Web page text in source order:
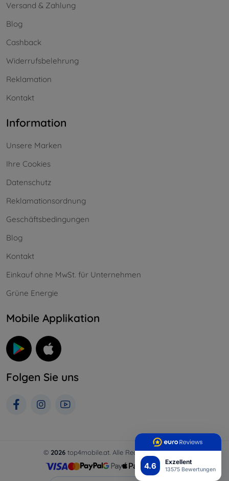
4.6 Exzellent
13575 Bewertungen
Versand & Zahlung
Blog
Cashback
Widerrufsbelehrung
Reklamation
Kontakt
Information
Unsere Marken
Ihre Cookies
Datenschutz
Reklamationsordnung
Geschäftsbedingungen
Blog
Kontakt
Einkauf ohne MwSt. für Unternehmen
Grüne Energie
Mobile Applikation
Folgen Sie uns
© 2026top4mobile.at. Alle Rechte vorbehalten.